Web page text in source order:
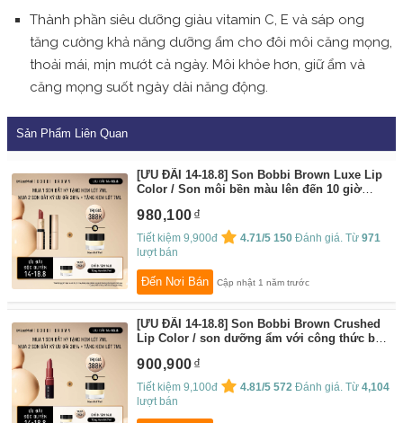
Thành phần siêu dưỡng giàu vitamin C, E và sáp ong
tăng cường khả năng dưỡng ẩm cho đôi môi căng mọng,
thoải mái, mịn mướt cả ngày. Môi khỏe hơn, giữ ẩm và
căng mọng suốt ngày dài năng động.
Sản Phẩm Liên Quan
[ƯU ĐÃI 14-18.8] Son Bobbi Brown Luxe Lip
Color / Son môi bền màu lên đến 10 giờ
điểm bán chạy
980,100
Tiết kiệm 9,900đ 4.71/5 150 Đánh giá. Từ971
lượt bán
Đến Nơi Bán Cập nhật 1 năm trước
[ƯU ĐÃI 14-18.8] Son Bobbi Brown Crushed
Lip Color / son dưỡng ẩm với công thức bền
chạy
By:Bobbi Brown
900,900
Tiết kiệm 9,100đ 4.81/5 572 Đánh giá. Từ4,104
lượt bán